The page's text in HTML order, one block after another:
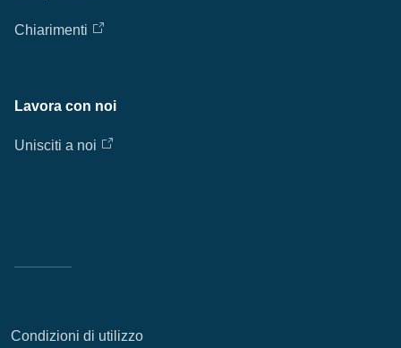
Chiarimenti
Lavora con noi
Unisciti a noi
Condizioni di utilizzo